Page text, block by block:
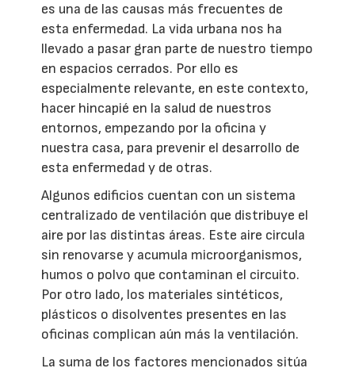
es una de las causas más frecuentes de
esta enfermedad. La vida urbana nos ha
llevado a pasar gran parte de nuestro tiempo
en espacios cerrados. Por ello es
especialmente relevante, en este contexto,
hacer hincapié en la salud de nuestros
entornos, empezando por la oficina y
nuestra casa, para prevenir el desarrollo de
esta enfermedad y de otras.
Algunos edificios cuentan con un sistema
centralizado de ventilación que distribuye el
aire por las distintas áreas. Este aire circula
sin renovarse y acumula microorganismos,
humos o polvo que contaminan el circuito.
Por otro lado, los materiales sintéticos,
plásticos o disolventes presentes en las
oficinas complican aún más la ventilación.
La suma de los factores mencionados sitúa